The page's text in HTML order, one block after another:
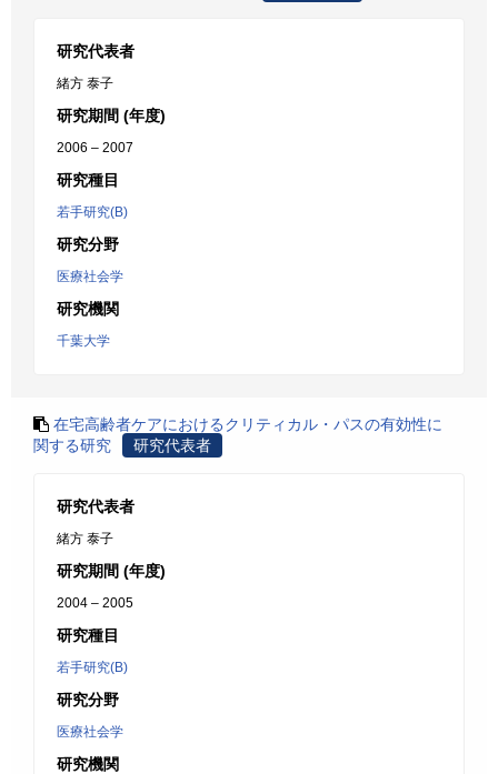
研究代表者
緒方 泰子
研究期間 (年度)
2006 – 2007
研究種目
若手研究(B)
研究分野
医療社会学
研究機関
千葉大学
在宅高齢者ケアにおけるクリティカル・パスの有効性に
関する研究
研究代表者
研究代表者
緒方 泰子
研究期間 (年度)
2004 – 2005
研究種目
若手研究(B)
研究分野
医療社会学
研究機関